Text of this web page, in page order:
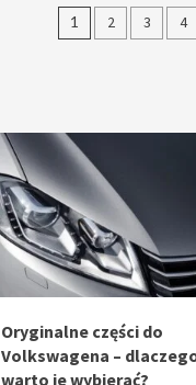
1 2 3 4
Oryginalne części do
Volkswagena –
warto je wybierać?